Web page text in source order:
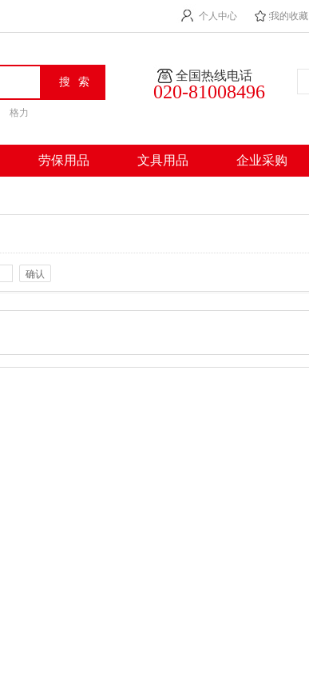
个人中心 我的收藏
格力
全国热线电话
020-81008496
劳保用品 文具用品 企业采购
确认